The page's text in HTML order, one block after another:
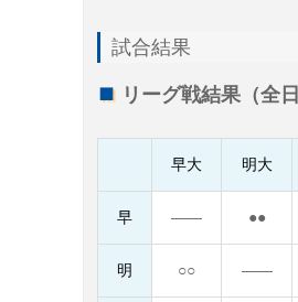
試合結果
リーグ戦結果（全
早大 明大
早 ―― ●●
明 ○○ ――